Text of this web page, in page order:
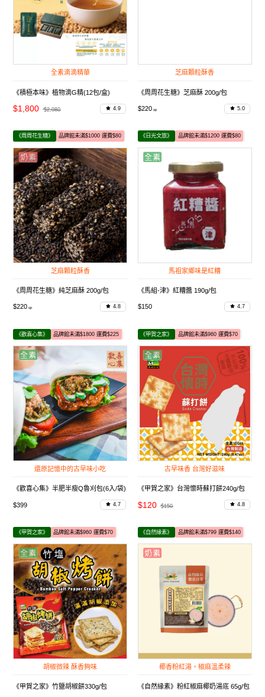
全素滴滴精華
《積極本味》植物滴G精(12包/盒)
$1,800 $2,080 4.9
芝麻顆粒酥香
《周周花生糖》芝麻酥 200g/包
$220 5.0
《周周花生糖》 品牌館未滿$1000 運費$80
芝麻顆粒酥香
《周周花生糖》純芝麻酥 200g/包
$220 4.8
《日光文旅》 品牌館未滿$1200 運費$80
馬祖家鄉味是紅糟
《馬組-津》紅糟醬 190g/包
$150 4.7
《歡喜心集》 品牌館未滿$1800 運費$225
還原記憶中的古早味小吃
《歡喜心集》半肥半瘦Q魯刈包(6入/袋)
$399 4.7
《甲賀之家》 品牌館未滿$960 運費$70
古早味香 台灣好滋味
《甲賀之家》台灣懷時蘇打餅240g/包
$120 $150 4.8
《甲賀之家》 品牌館未滿$960 運費$70
胡椒微辣 酥香夠味
《甲賀之家》竹鹽胡椒餅330g/包
《自然緣素》 品牌館未滿$799 運費$140
椰香粉紅湯，椒麻溫柔辣
《自然緣素》粉紅椒麻椰奶湯底 65g/包